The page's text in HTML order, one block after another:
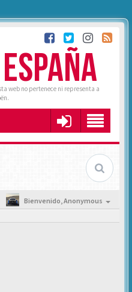
web no pertenece ni representa a
Bienvenido,Anonymous